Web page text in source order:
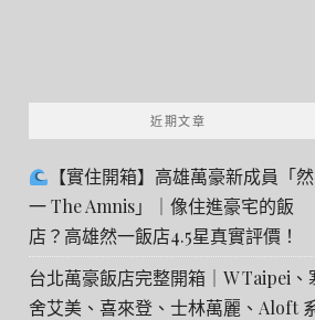
近期文章
【實住開箱】高雄萬豪新成員「然
一 The Amnis」｜像住進豪宅的飯
店？高雄然一飯店4.5星真實評價！
台北萬豪飯店完整開箱｜W Taipei、
舍艾美、喜來登、士林萬麗、Aloft